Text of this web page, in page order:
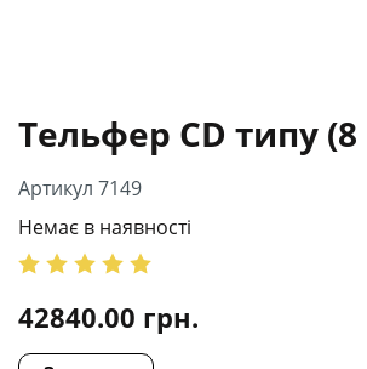
Тельфер CD типу
Артикул 7149
Немає в наявності
42840.00 грн.